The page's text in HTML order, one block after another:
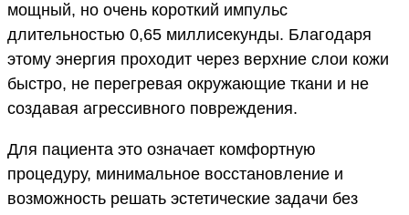
мощный, но очень короткий импульс
длительностью 0,65 миллисекунды. Благодаря
этому энергия проходит через верхние слои кожи
быстро, не перегревая окружающие ткани и не
создавая агрессивного повреждения.
Для пациента это означает комфортную
процедуру, минимальное восстановление и
возможность решать эстетические задачи без